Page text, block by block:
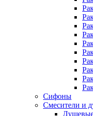
Сифоны
Смесители и
Душевые